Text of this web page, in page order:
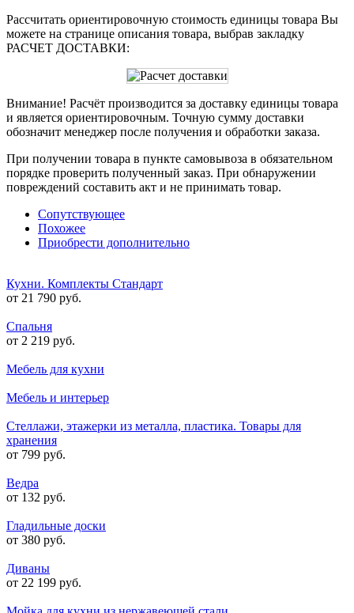
Рассчитать ориентировочную стоимость единицы товара Вы
можете на странице описания товара, выбрав закладку
РАСЧЕТ ДОСТАВКИ:
Внимание! Расчёт производится за доставку единицы товара
и является ориентировочным. Точную сумму доставки
обозначит менеджер после получения и обработки заказа.
При получении товара в пункте самовывоза в обязательном
порядке проверить полученный заказ. При обнаружении
повреждений составить акт и не принимать товар.
Сопутствующее
Похожее
Приобрести дополнительно
Кухни. Комплекты Стандарт
от 21 790 руб.
Спальня
от 2 219 руб.
Мебель для кухни
Мебель и интерьер
Стеллажи, этажерки из металла, пластика. Товары для
хранения
от 799 руб.
Ведра
от 132 руб.
Гладильные доски
от 380 руб.
Диваны
от 22 199 руб.